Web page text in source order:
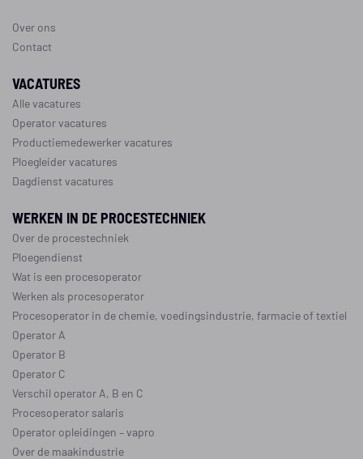
Over ons
Contact
VACATURES
Alle vacatures
Operator vacatures
Productiemedewerker vacatures
Ploegleider vacatures
Dagdienst vacatures
WERKEN IN DE PROCESTECHNIEK
Over de procestechniek
Ploegendienst
Wat is een procesoperator
Werken als procesoperator
Procesoperator in de chemie voedingsindustrie farmacie oftextiel
Operator A
Operator B
Operator C
Verschil operator A, B en C
Procesoperator salaris
Operator opleidingen –vapro
Over de maakindustrie